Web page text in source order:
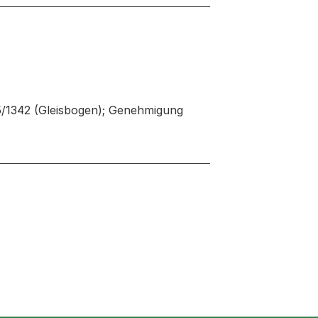
(Gleisbogen); Genehmigung